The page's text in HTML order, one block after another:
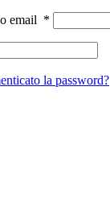
email *
la password?